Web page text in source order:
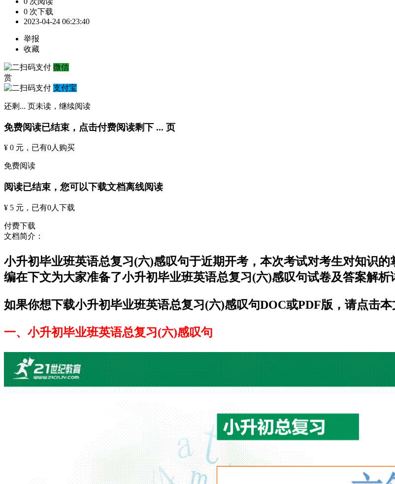
0 次下载
2023-04-24 06:23:40
举报
收藏
微信
赏
支付宝
还剩 ... 页未读， 继续阅读
免费阅读已结束，点击付费阅读剩下 ... 页
¥ 0 元 ，已有0人购买
免费阅读
阅读已结束，您可以下载文档离线阅读
¥ 5 元 ，已有0人下载
付费下载
文档简介：
小升初毕业班英语总复习(六)感叹句于近期开考，本次考试对考生对知识
编在下文为大家准备了小升初毕业班英语总复习(六)感叹句试卷及答案解析
如果你想下载小升初毕业班英语总复习(六)感叹句DOC或PDF版，请点击本
一、小升初毕业班英语总复习(六)感叹句